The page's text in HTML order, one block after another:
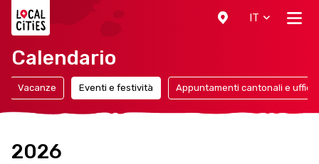
IT
Calendario
Vacanze Eventi e festività Appuntamenti cantonali e
2026